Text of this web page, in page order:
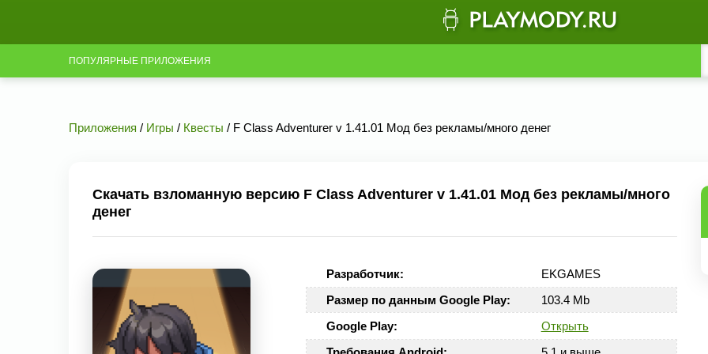
ПОПУЛЯРНЫЕ ПРИЛОЖЕНИЯ
Приложения / Игры / Квесты / F Class Adventurer v 1.41.01 Мод без рекламы/много денег
Скачать взломанную версию F Class Adventurer v 1.41.01 Мод без рекламы/много
денег
Разработчик:
EKGAMES
Размер по данным Google Play:
103.4 Mb
Google Play:
Открыть